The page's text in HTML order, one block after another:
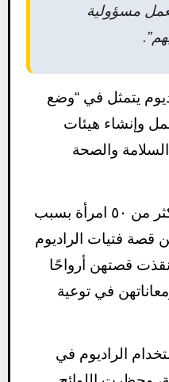
مسؤولية
يتمثل في “وضع
وإنشاء هيئات
والصحة
بحلول عام ١٩٢٧، توفيت أكثر من ٥٠ امرأة بسبب
قصة فتيات الراديوم
قصتهن أرواحًا
في توعية
انتهى استخدام الراديوم في